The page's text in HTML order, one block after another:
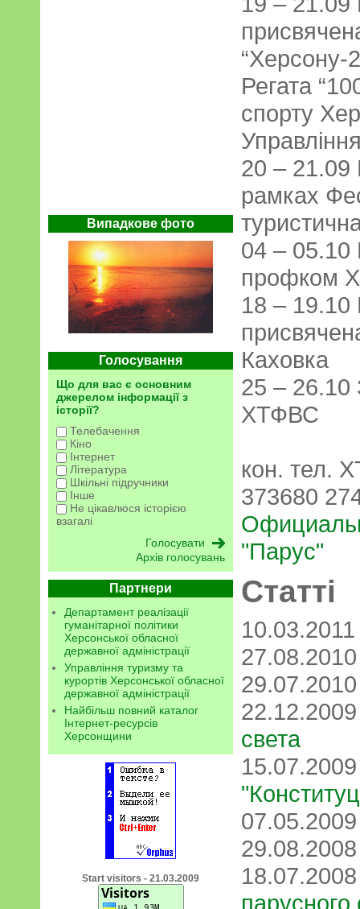
Випадкове фото
Голосування
Що для вас є основним
джерелом інформації з
історії?
Телебачення
Кіно
Інтернет
Література
Шкільні підручники
Інше
Не цікавлюся історією
взагалі
Архів голосувань
Партнери
Департамент реалізації
гуманітарної політики
Херсонської обласної
державної адміністрації
Управління туризму та
курортів Херсонської обласної
державної адміністрації
Найбільш повний каталог
Інтернет-ресурсів
Херсонщини
Start visitors - 21.03.2009
“Херсону-
Регата
спорту
20 – 21.09
рамках
04 –
профком
18 – 19.10
Каховка
25 – 26.10
ХТФВС
кон. тел.
373680
"Парус"
Статті
света